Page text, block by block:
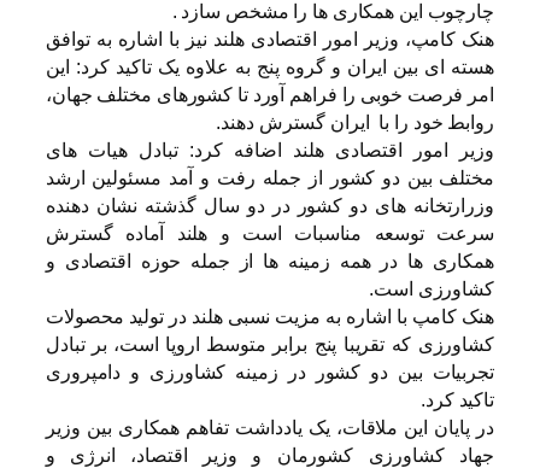
چارچوب این همکاری ها را مشخص سازد .
هنک کامپ، وزیر امور اقتصادی هلند نیز با اشاره به توافق
هسته ای بین ایران و گروه پنج به علاوه یک تاکید کرد: این
امر فرصت خوبی را فراهم آورد تا کشورهای مختلف جهان،
روابط خود را با ایران گسترش دهند.
وزیر امور اقتصادی هلند اضافه کرد: تبادل هیات های
مختلف بین دو کشور از جمله رفت و آمد مسئولین ارشد
وزرارتخانه های دو کشور در دو سال گذشته نشان دهنده
سرعت توسعه مناسبات است و هلند آماده گسترش
همکاری ها در همه زمینه ها از جمله حوزه اقتصادی و
کشاورزی است.
هنک کامپ با اشاره به مزیت نسبی هلند در تولید محصولات
کشاورزی که تقریبا پنج برابر متوسط اروپا است، بر تبادل
تجربیات بین دو کشور در زمینه کشاورزی و دامپروری
تاکید کرد.
در پایان این ملاقات، یک یادداشت تفاهم همکاری بین وزیر
جهاد کشاورزی کشورمان و وزیر اقتصاد، انرژی و